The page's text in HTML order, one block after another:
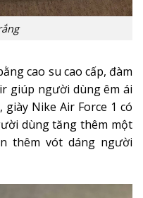
cao su cao cấp, đàm
giúp người dùng êm ái
Nike Air Force 1 có
dùng tăng thêm một
thêm vót dáng người